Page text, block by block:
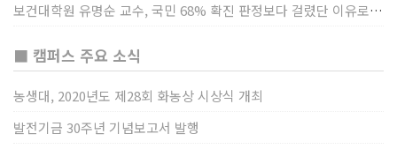
보건대학원 유명순 교수, 국민 68% 확진 판정보다 걸렸단 이유로 비난받는 걸 더 두려해
■ 캠퍼스 주요 소식
농생대, 2020년도 제28회 화농상 시상식 개최
발전기금 30주년 기념보고서 발행